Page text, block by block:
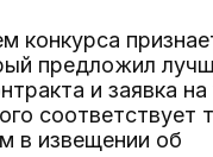
конкурса
предложил
и заявка
соответствует
в извещении об